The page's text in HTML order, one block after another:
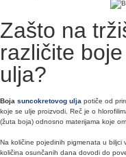
Zašto na
različite
ulja?
Boja suncokretovog ulja potiče od
koje se ulje proizvodi. Reč je o
(žuta boja) odnosno materijama koje
Na količine pojedinih pigmenata u biljci
količina osunčanih dana dovodi do